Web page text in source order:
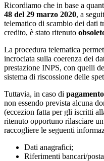
Ricordiamo che in base a
48 del 29 marzo 2020, a
telematico di scambio dei dati
credito, è stato ritenuto
La procedura telematica
incrociata sulla coerenza dei
prestazione INPS, con quelli
sistema di riscossione delle
Tuttavia, in caso di
non essendo prevista alcuna
(eccezion fatta per gli iscritti
ritenuto opportuno rilasciare
raccogliere le seguenti
Dati anagrafici;
Riferimenti bancari/